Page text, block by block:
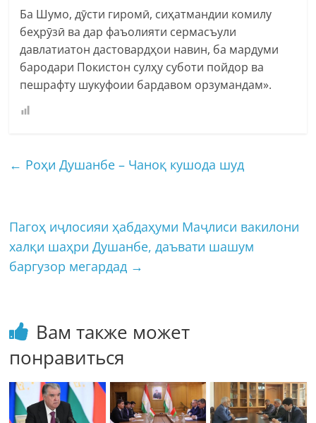
Ба Шумо, дӯсти гиромӣ, сиҳатмандии комилу
беҳрӯзӣ ва дар фаъолияти сермасъули
давлатиатон дастовардҳои навин, ба мардуми
бародари Покистон сулҳу суботи пойдор ва
пешрафту шукуфоии бардавом орзумандам».
← Роҳи Душанбе – Чаноқ кушода шуд
Пагоҳ иҷлосияи ҳабдаҳуми Маҷлиси вакилони
халқи шаҳри Душанбе, даъвати шашум
баргузор мегардад →
Вам также может
понравиться